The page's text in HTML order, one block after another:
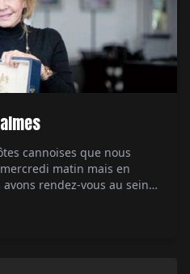
cannoises que nous
matin mais en
rendez-vous au sein
partie des rares privilégiés